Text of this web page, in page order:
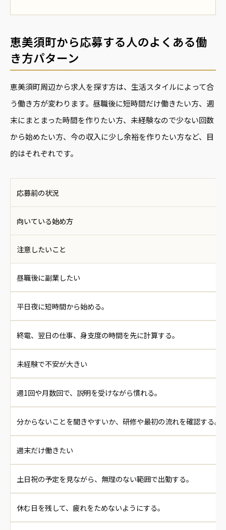
恵美須町から応募する人のよくある働
き方パターン
恵美須町周辺から求人を探す方は、生活スタイルによって合
う働き方が変わります。昼職後に短時間だけ働きたい方、週
末にまとまった時間を作りたい方、未経験なので少ない回数
から始めたい方、今の収入に少し余裕を作りたい方など、目
的はそれぞれです。
応募前の状況
向いている始め方
注意したいこと
昼職後に副業したい
平日夜に短時間から始める。
終電、翌日の仕事、身支度の時間を先に計算する。
未経験で不安が大きい
週1回や月数回で、説明を受けながら慣れる。
分からないことを聞きやすいか、研修や最初の流れを確認する。
週末だけ働きたい
土日祝の予定を見ながら、無理のない範囲で出勤する。
休む日を残して、疲れをためないようにする。